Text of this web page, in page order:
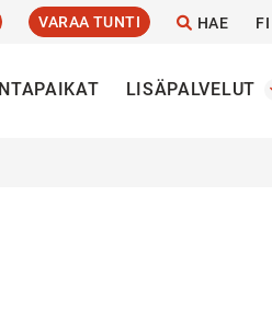
VARAA TUNTI HAE FI
LISÄPALVELUT